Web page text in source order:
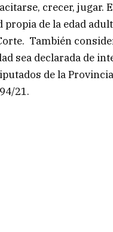
crecer, jugar.
propia de la edad
También
sea declarada de
de la
21.